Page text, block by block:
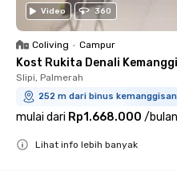
Video 360
Coliving • Campur
Kost Rukita Denali
Slipi, Palmerah
252 m dari binus
mulai dari Rp1.668.000 /bulan
Lihat info lebih banyak